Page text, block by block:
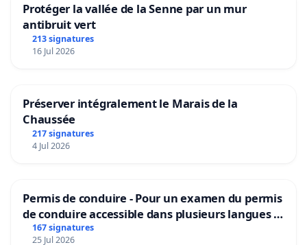
Protéger la vallée de la Senne par un mur
antibruit vert
213 signatures
16 Jul 2026
Préserver intégralement le Marais de la
Chaussée
217 signatures
4 Jul 2026
Permis de conduire - Pour un examen du permis
de conduire accessible dans plusieurs langues à
Bruxelles
167 signatures
25 Jul 2026